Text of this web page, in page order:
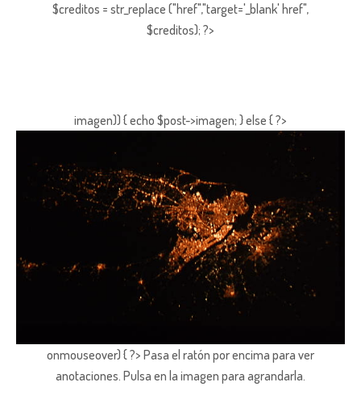
$creditos = str_replace ("href","target='_blank' href",
$creditos); ?>
imagen)) { echo $post->imagen; } else { ?>
onmouseover) { ?> Pasa el ratón por encima para ver
anotaciones. Pulsa en la imagen para agrandarla.